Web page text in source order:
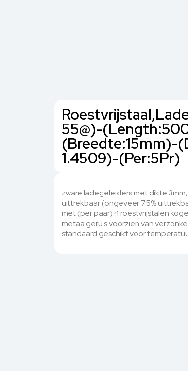
55@)-
(Breedte:15mm)-
1.4509)-(Per:5Pr)
zware ladegeleiders met dikte
uittrekbaar (ongeveer 75%
met (per paar) 4 roestvrijstalen
metaalgeruis voorzien van
standaard geschikt voor